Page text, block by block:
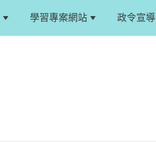
學習專案網站 政令宣導